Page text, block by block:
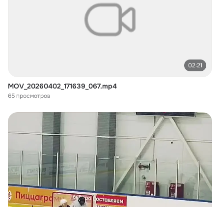
02:21
MOV_20260402_171639_067.mp4
65 просмотров